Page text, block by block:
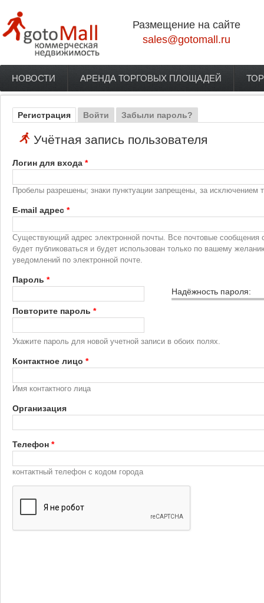
Размещение на сайте
sales@gotomall.ru
Главное меню
НОВОСТИ АРЕНДА ТОРГОВЫХ ПЛОЩАДЕЙ
Главные вкладки
Регистрация (активная вкладка)
Войти Забыли пароль?
Учётная запись пользователя
Логин для входа *
Пробелы разрешены; знаки пунктуации запрещены, за исключением
E-mail адрес *
Существующий адрес электронной почты. Все почтовые сообщения
будет публиковаться и будет использован только по вашему
уведомлений по электронной почте.
Надёжность пароля:
Пароль *
Повторите пароль *
Укажите пароль для новой учетной записи в обоих полях.
Контактное лицо *
Имя контактного лица
Организация
Телефон *
контактный телефон с кодом города